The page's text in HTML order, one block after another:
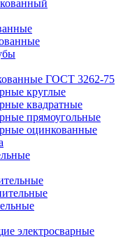
ГОСТ 3262-75
круглые
квадратные
прямоугольные
оцинкованные
электросварные